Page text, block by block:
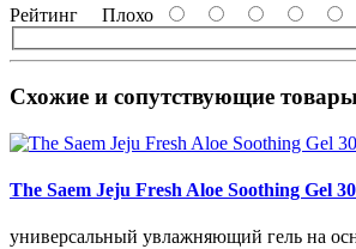
Рейтинг Плохо
Схожие и сопутствующие
The Saem Jeju Fresh Aloe Soothing Gel
универсальный увлажняющий гель на